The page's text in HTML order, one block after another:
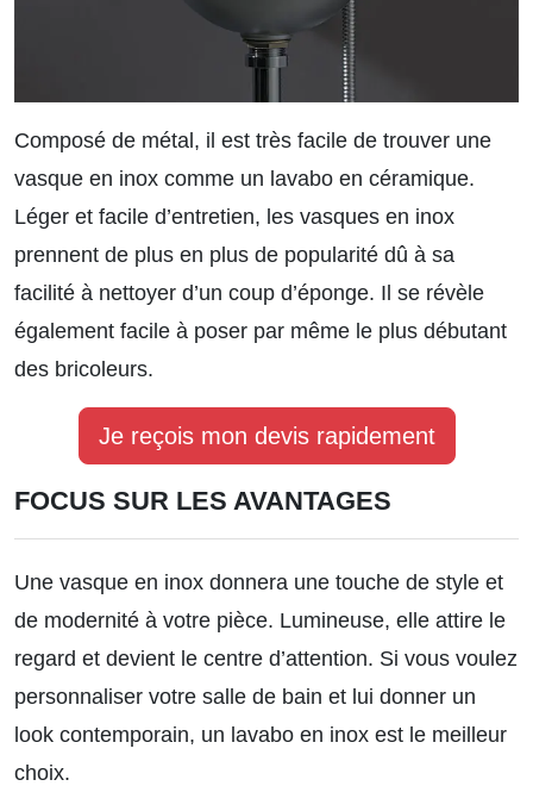
Composé de métal, il est très facile de trouver une
vasque en inox comme un lavabo en céramique.
Léger et facile d’entretien, les vasques en inox
prennent de plus en plus de popularité dû à sa
facilité à nettoyer d’un coup d’éponge. Il se révèle
également facile à poser par même le plus débutant
des bricoleurs.
Je reçois mon devis rapidement
FOCUS SUR LES AVANTAGES
Une vasque en inox donnera une touche de style et
de modernité à votre pièce. Lumineuse, elle attire le
regard et devient le centre d’attention. Si vous voulez
personnaliser votre salle de bain et lui donner un
look contemporain, un lavabo en inox est le meilleur
choix.